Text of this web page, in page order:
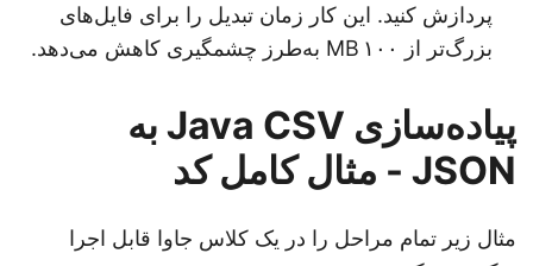
پردازش کنید. این کار زمان تبدیل را برای فایل‌های
بزرگ‌تر از ۱۰۰ MB به‌طرز چشمگیری کاهش می‌دهد.
پیاده‌سازی Java CSV به
JSON - مثال کامل کد
مثال زیر تمام مراحل را در یک کلاس جاوا قابل اجرا